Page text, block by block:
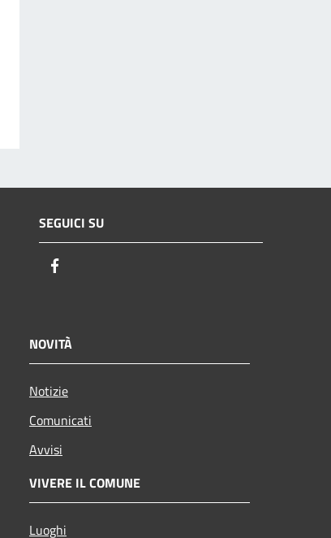
SEGUICI SU
NOVITÀ
Notizie
Comunicati
Avvisi
VIVERE IL COMUNE
Luoghi